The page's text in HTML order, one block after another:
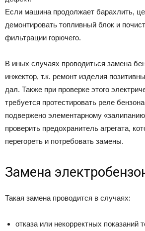
Если машина продолжает барахлить,
демонтировать топливный блок и
фильтрации горючего.
В иных случаях проводиться замена
инжектор, т.к. ремонт изделия
дал. Также при проверке этого
требуется протестировать реле
подвержено элементарному
проверить предохранитель агрегата,
перегореть и потребовать замены.
Замена
Такая замена проводится в случаях:
отказа или некорректных показаний